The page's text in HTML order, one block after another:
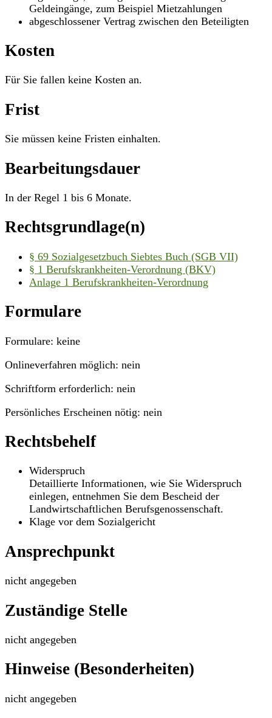
Geldeingänge, zum Beispiel Mietzahlungen
abgeschlossener Vertrag zwischen den Beteiligten
Kosten
Für Sie fallen keine Kosten an.
Frist
Sie müssen keine Fristen einhalten.
Bearbeitungsdauer
In der Regel 1 bis 6 Monate.
Rechtsgrundlage(n)
§ 69 Sozialgesetzbuch Siebtes Buch (SGB VII)
§ 1 Berufskrankheiten-Verordnung (BKV)
Anlage 1 Berufskrankheiten-Verordnung
Formulare
Formulare: keine
Onlineverfahren möglich: nein
Schriftform erforderlich: nein
Persönliches Erscheinen nötig: nein
Rechtsbehelf
Widerspruch
Detaillierte Informationen, wie Sie Widerspruch
einlegen, entnehmen Sie dem Bescheid der
Landwirtschaftlichen Berufsgenossenschaft.
Klage vor dem Sozialgericht
Ansprechpunkt
nicht angegeben
Zuständige Stelle
nicht angegeben
Hinweise (Besonderheiten)
nicht angegeben